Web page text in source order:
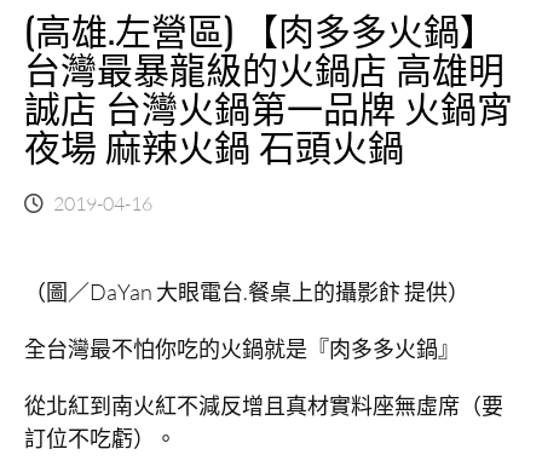
(高雄.左營區) 【肉多多火鍋】
台灣最暴龍級的火鍋店 高雄明
誠店 台灣火鍋第一品牌 火鍋宵
夜場 麻辣火鍋 石頭火鍋
2019-04-16
（圖／DaYan 大眼電台.餐桌上的攝影飰 提供）
全台灣最不怕你吃的火鍋就是『肉多多火鍋』
從北紅到南火紅不減反增且真材實料座無虛席（要
訂位不吃虧）。